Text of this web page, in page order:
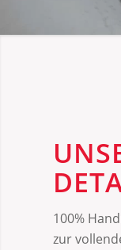
100%
zur